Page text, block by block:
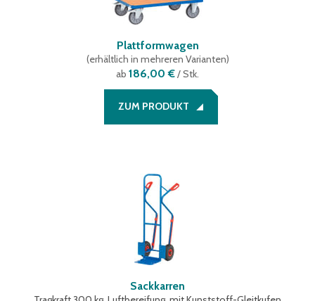
Plattformwagen
(erhältlich in mehreren Varianten)
ab 186,00 €/ Stk.
ZUM PRODUKT
Sackkarren